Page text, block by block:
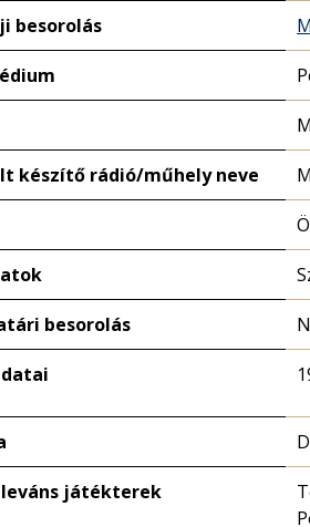
besorolás
készítő rádió/műhely neve
besorolás
játékterek